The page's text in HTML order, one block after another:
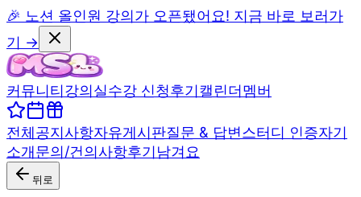
🎉 노션 올인원 강의가 오픈됐어요! 지금 바로 보러가
기 →
커뮤니티강의실수강 신청후기캘린더멤버
전체공지사항자유게시판질문 & 답변스터디 인증자기
소개문의/건의사항후기남겨요
뒤로